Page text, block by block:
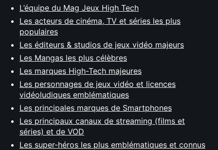
L’équipe du Mag Jeux High Tech
Les acteurs de cinéma, TV et séries les plus
populaires
Les éditeurs & studios de jeux vidéo majeurs
Les Mangas les plus célèbres
Les marques High-Tech majeures
Les personnages de jeux vidéo et licences
vidéoludiques emblématiques
Les principales marques de Smartphones
Les principaux canaux de streaming (films et
séries) et de VOD
Les super-héros les plus emblématiques et connus